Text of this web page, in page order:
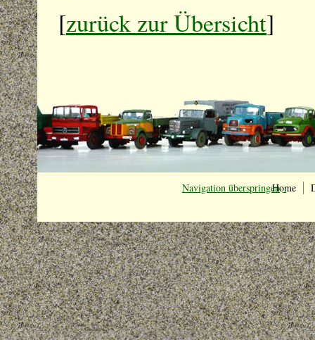
[zurück zur Übersicht]
Navigation überspringenHome